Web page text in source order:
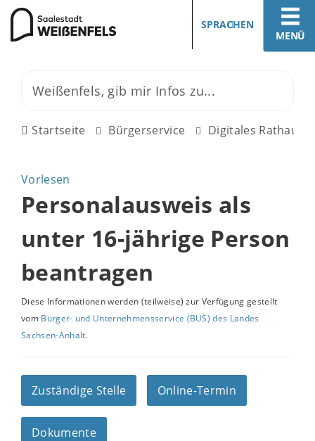
MENÜ
SPRACHEN
Startseite Bürgerservice Digitales Rathaus
Vorlesen
Personalausweis als
unter 16-jährige Person
beantragen
Diese Informationen werden (teilweise) zur Verfügung gestellt
vom Bürger- und Unternehmensservice (BUS) des Landes
Sachsen-Anhalt.
Zuständige Stelle Online-Termin
Dokumente